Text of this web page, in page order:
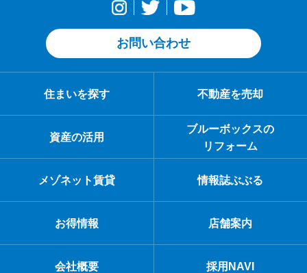
お問い合わせ
住まいを探す 不動産を売却
資産の活用
ブルーボックスの
リフォーム
メゾネット賃貸 情報誌ぶぶる
お得情報 店舗案内
会社概要 採用NAVI